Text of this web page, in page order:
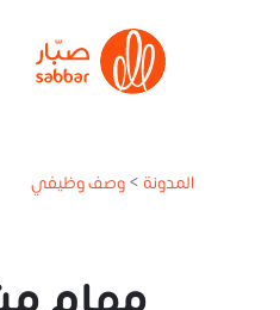
المدونة>وصف وظيفي